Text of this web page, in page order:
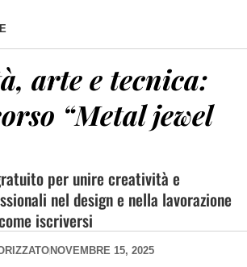
arte e tecnica:
“Metal jewel
per unire creatività e
nel design e nella lavorazione
iscriversi
NOVEMBRE 15, 2025